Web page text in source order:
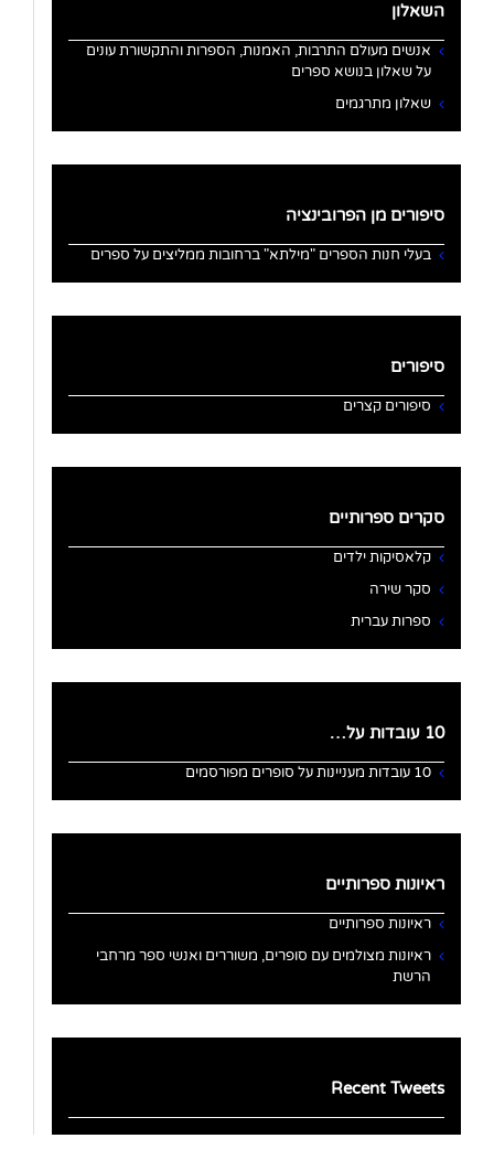
השאלון
אנשים מעולם התרבות, האמנות, הספרות והתקשורת עונים
על שאלון בנושא ספרים
שאלון מתרגמים
סיפורים מן הפרובינציה
בעלי חנות הספרים "מילתא" ברחובות ממליצים על ספרים
סיפורים
סיפורים קצרים
סקרים ספרותיים
קלאסיקות ילדים
סקר שירה
ספרות עברית
10 עובדות על…
10 עובדות מעניינות על סופרים מפורסמים
ראיונות ספרותיים
ראיונות ספרותיים
ראיונות מצולמים עם סופרים, משוררים ואנשי ספר מרחבי
הרשת
Recent Tweets